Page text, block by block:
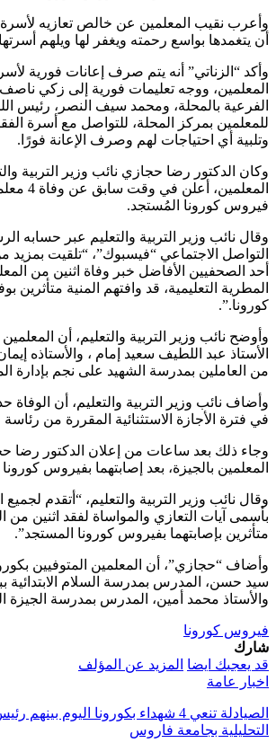
وأعرب نقيب المعلمين عن خالص تعازيه لأسرة
أن يتغمدها بواسع رحمته ويغفر لها ويلهم
وأكد “الزناتي” أنه يتم صرف إعانات فورية
المعلمين، ووجه تعليمات فورية إلى زكي
الفرعية بالمحلة، ومحمد سيف النصر، رئيس
للمعلمين بمركز المحلة، للتواصل مع أسرة
وتلبية أي احتياجات لهم وصرف الإعانة فورًا.
وكان الدكتور رضا حجازي نائب وزير التربية
فيروس كورونا المُستجد.
وقال نائب وزير التربية والتعليم عبر حسابه
التواصل الاجتماعي “فيسبوك”، “تلقيت
أحد الصحفيين الأفاضل خبر وفاة اثنين من
المطرية التعليمية، قد وافتهم المنية متأثرين
كورونا.”.
وأوضح نائب وزير التربية والتعليم، أن المعلمين
الأستاذ عبد اللطيف سعيد إمام ، والأستاذه
من العاملين بمدرسة الشهيد على نجم بإدارة
وأضاف نائب وزير التربية والتعليم، أن الوفاة
في فترة الأجازة الاستثنائية المقررة من
وجاء ذلك بعد ساعات من إعلان الدكتور رضا
المعلمين بالجيزة، بعد إصابتهما بفيروس
وقال نائب وزير التربية والتعليم، “أتقدم لجميع
بأسمى آيات التعازي والمواساة لفقد اثنين من
متأثرين بإصابتهما بفيروس كورونا المستجد”.
وأضاف “حجازي”، أن المعلمين المتوفيين
سيد حسن، المدرس بمدرسة السلام الابتدائية
والأستاذ محمد أمين، المدرس بمدرسة الجيزة
فيروس كورونا
شارك
قد يعجبك ايضا المزيد عن المؤلف
اخبار عامة
الصيادلة تنعي 4 شهداء بكورونا اليوم
التحليلية بجامعة فاروس